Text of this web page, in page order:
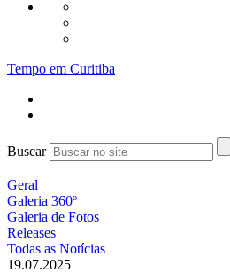
Tempo em Curitiba
Buscar
Geral
Galeria 360º
Galeria de Fotos
Releases
Todas as Notícias
19.07.2025